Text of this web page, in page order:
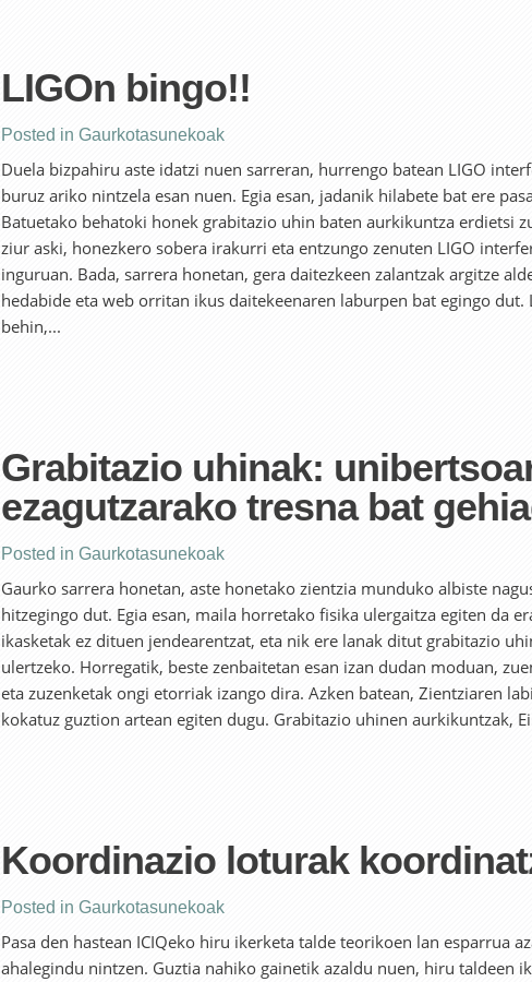
LIGOn bingo!!
Posted in Gaurkotasunekoak
Duela bizpahiru aste idatzi nuen sarreran, hurrengo batean LIGO
buruz ariko nintzela esan nuen. Egia esan, jadanik hilabete bat ere
Batuetako behatoki honek grabitazio uhin baten aurkikuntza erdietsi
ziur aski, honezkero sobera irakurri eta entzungo zenuten LIGO
inguruan. Bada, sarrera honetan, gera daitezkeen zalantzak argitze
hedabide eta web orritan ikus daitekeenaren laburpen bat egingo dut.
behin,...
Grabitazio uhinak:
ezagutzarako tresna bat
Posted in Gaurkotasunekoak
Gaurko sarrera honetan, aste honetako zientzia munduko albiste
hitzegingo dut. Egia esan, maila horretako fisika ulergaitza egiten da
ikasketak ez dituen jendearentzat, eta nik ere lanak ditut grabitazio
ulertzeko. Horregatik, beste zenbaitetan esan izan dudan moduan,
eta zuzenketak ongi etorriak izango dira. Azken batean, Zientziaren
kokatuz guztion artean egiten dugu. Grabitazio uhinen aurkikuntzak,
Koordinazio loturak
Posted in Gaurkotasunekoak
Pasa den hastean ICIQeko hiru ikerketa talde teorikoen lan esparrua
ahalegindu nintzen. Guztia nahiko gainetik azaldu nuen, hiru taldeen